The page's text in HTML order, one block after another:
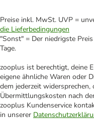
Preise inkl. MwSt. UVP =
die Lieferbedingungen
"Sonst" = Der niedrigste
Tage.
zooplus ist berechtigt, deine
eigene ähnliche Waren oder
dem jederzeit
Übermittlungskosten nach
zooplus Kundenservice
in unserer